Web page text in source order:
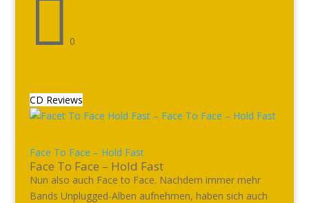
 0
CD Reviews
Face To Face – Hold Fast
Face To Face – Hold Fast
Nun also auch Face to Face. Nachdem immer mehr
Bands Unplugged-Alben aufnehmen, haben sich auch